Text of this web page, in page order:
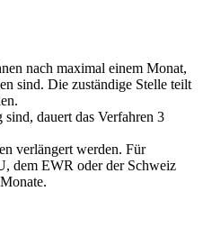
nach maximal einem Monat,
sind. Die zuständige Stelle teilt
dauert das Verfahren 3
verlängert werden. Für
dem EWR oder der Schweiz